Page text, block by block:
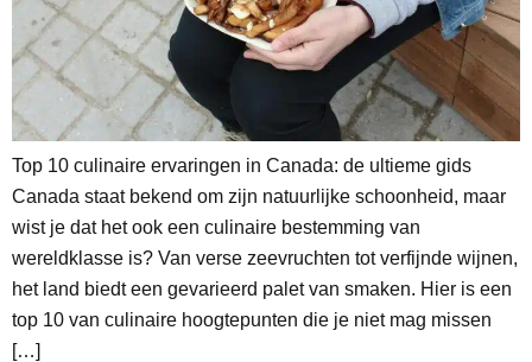
Top 10 culinaire ervaringen in Canada: de ultieme gids
Canada staat bekend om zijn natuurlijke schoonheid, maar
wist je dat het ook een culinaire bestemming van
wereldklasse is? Van verse zeevruchten tot verfijnde wijnen,
het land biedt een gevarieerd palet van smaken. Hier is een
top 10 van culinaire hoogtepunten die je niet mag missen
[…]